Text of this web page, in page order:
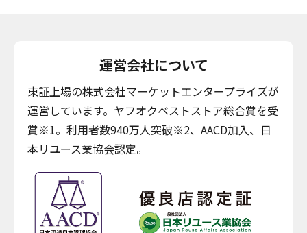
運営会社について
東証上場の株式会社マーケットエンタープライズが
運営しています。ヤフオクベストストア総合賞を受
賞※1。利用者数940万人突破※2、AACD加入、日
本リユース業協会認定。